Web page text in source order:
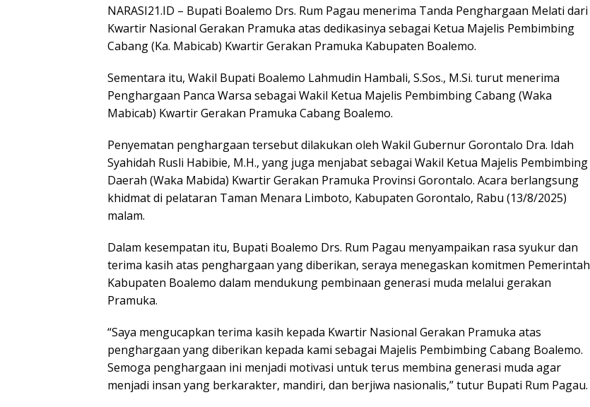
NARASI21.ID – Bupati Boalemo Drs. Rum Pagau menerima Tanda Penghargaan Melati dari
Kwartir Nasional Gerakan Pramuka atas dedikasinya sebagai Ketua Majelis Pembimbing
Cabang (Ka. Mabicab) Kwartir Gerakan Pramuka Kabupaten Boalemo.
Sementara itu, Wakil Bupati Boalemo Lahmudin Hambali, S.Sos., M.Si. turut menerima
Penghargaan Panca Warsa sebagai Wakil Ketua Majelis Pembimbing Cabang (Waka
Mabicab) Kwartir Gerakan Pramuka Cabang Boalemo.
Penyematan penghargaan tersebut dilakukan oleh Wakil Gubernur Gorontalo Dra. Idah
Syahidah Rusli Habibie, M.H., yang juga menjabat sebagai Wakil Ketua Majelis Pembimbing
Daerah (Waka Mabida) Kwartir Gerakan Pramuka Provinsi Gorontalo. Acara berlangsung
khidmat di pelataran Taman Menara Limboto, Kabupaten Gorontalo, Rabu (13/8/2025)
malam.
Dalam kesempatan itu, Bupati Boalemo Drs. Rum Pagau menyampaikan rasa syukur dan
terima kasih atas penghargaan yang diberikan, seraya menegaskan komitmen Pemerintah
Kabupaten Boalemo dalam mendukung pembinaan generasi muda melalui gerakan
Pramuka.
“Saya mengucapkan terima kasih kepada Kwartir Nasional Gerakan Pramuka atas
penghargaan yang diberikan kepada kami sebagai Majelis Pembimbing Cabang Boalemo.
Semoga penghargaan ini menjadi motivasi untuk terus membina generasi muda agar
menjadi insan yang berkarakter, mandiri, dan berjiwa nasionalis,” tutur Bupati Rum Pagau.